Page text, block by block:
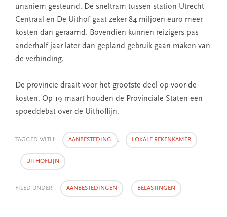
unaniem gesteund. De sneltram tussen station Utrecht
Centraal en De Uithof gaat zeker 84 miljoen euro meer
kosten dan geraamd. Bovendien kunnen reizigers pas
anderhalf jaar later dan gepland gebruik gaan maken van
de verbinding.
De provincie draait voor het grootste deel op voor de
kosten. Op 19 maart houden de Provinciale Staten een
spoeddebat over de Uithoflijn.
TAGGED WITH: AANBESTEDING , LOKALE REKENKAMER ,
UITHOFLIJN
FILED UNDER: AANBESTEDINGEN , BELASTINGEN